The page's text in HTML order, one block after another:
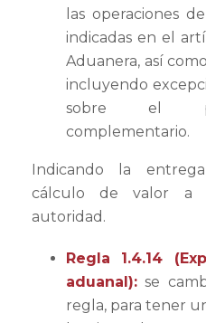
las operaciones
indicadas en el
Aduanera, así
incluyendo
sobre el
complementario.
Indicando la
cálculo de valor a
autoridad.
Regla 1.4.14
aduanal):se
regla, para tener